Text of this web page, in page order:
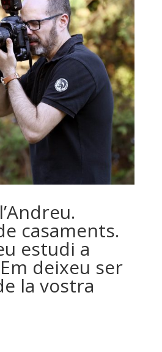
casaments.
estudi a
deixeu ser
la vostra